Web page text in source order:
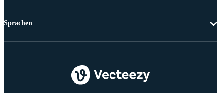
Sprachen